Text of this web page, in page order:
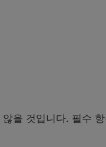
을 것입니다. 필수